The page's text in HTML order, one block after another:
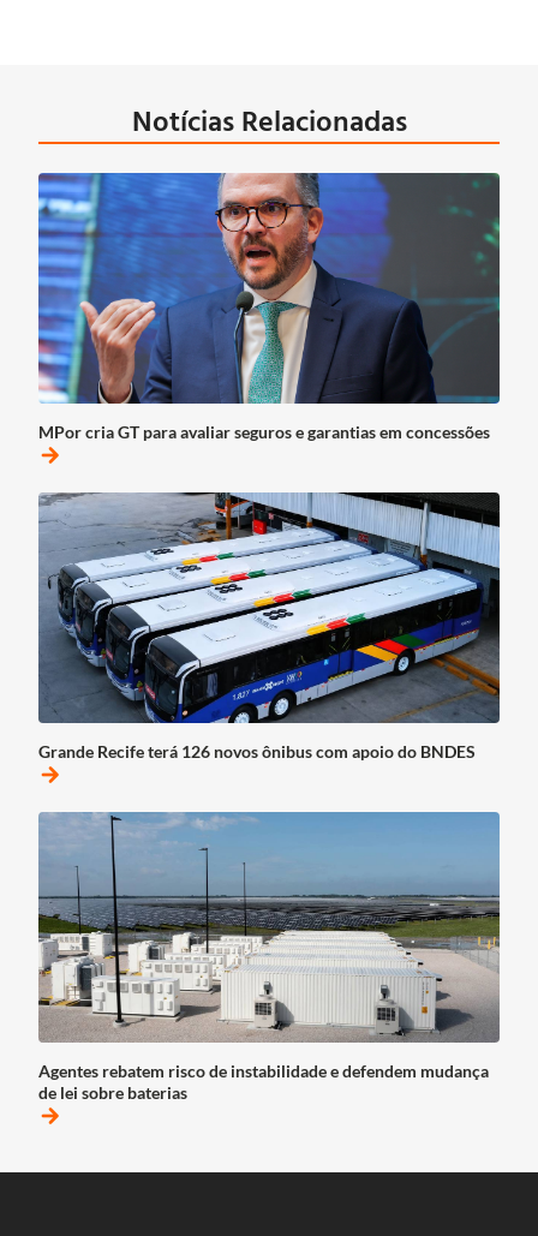
Notícias Relacionadas
MPor cria GT para avaliar seguros e garantias em concessões
arrow_forward
Grande Recife terá 126 novos ônibus com apoio do BNDES
arrow_forward
Agentes rebatem risco de instabilidade e defendem mudança
de lei sobre baterias
arrow_forward